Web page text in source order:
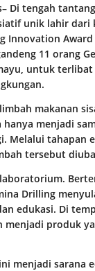
Di tengah
unik lahir dari
Innovation
11 orang
untuk
makanan
hanya menjadi
Melalui tahapan
tersebut
Drilling
edukasi. Di
menjadi produk
menjadi